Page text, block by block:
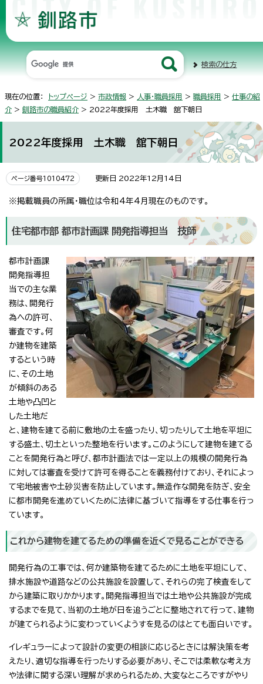
検索の仕方
現在の位置： トップページ > 市政情報 > 人事・職員採用 > 職員採用 > 仕事の紹
介 > 釧路市の職員紹介 > 2022年度採用 土木職 舘下朝日
2022年度採用 土木職 舘下朝日
ページ番号1010472 更新日 2022年12月14日
※掲載職員の所属・職位は令和4年4月現在のものです。
住宅都市部 都市計画課 開発指導担当 技師
都市計画課
開発指導担
当での主な業
務は、開発行
為への許可、
審査です。何
か建物を建築
するという時
に、その土地
が傾斜のある
土地や凸凹と
した土地だ
と、建物を建てる前に敷地の土を盛ったり、切ったりして土地を平坦に
する盛土、切土といった整地を行います。このようにして建物を建てる
ことを開発行為と呼び、都市計画法では一定以上の規模の開発行為
に対しては審査を受けて許可を得ることを義務付けており、それによっ
て宅地被害や土砂災害を防止しています。無造作な開発を防ぎ、安全
に都市開発を進めていくために法律に基づいて指導をする仕事を行っ
ています。
これから建物を建てるための準備を近くで見ることができる
開発行為の工事では、何か建築物を建てるために土地を平坦にして、
排水施設や道路などの公共施設を設置して、それらの完了検査をして
から建築に取りかかります。開発指導担当では土地や公共施設が完成
するまでを見て、当初の土地が日を追うごとに整地されて行って、建物
が建てられるように変わっていくようすを見るのはとても面白いです。
イレギュラーによって設計の変更の相談に応じるときには解決策を考
えたり、適切な指導を行ったりする必要があり、そこでは柔軟な考え方
や法律に関する深い理解が求められるため、大変なところですがやり